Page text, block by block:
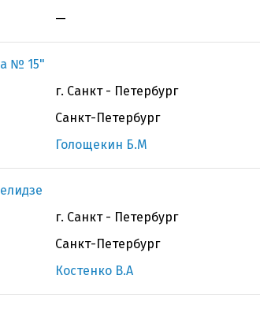
—
№ 15"
г. Санкт - Петербург
Санкт-Петербург
Голощекин Б.М
г. Санкт - Петербург
Санкт-Петербург
Костенко В.А